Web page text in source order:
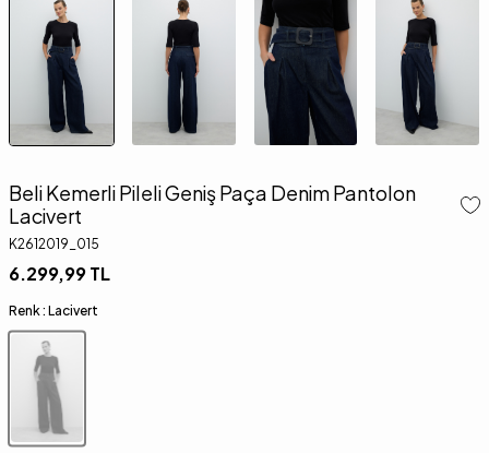
Beli Kemerli Pileli Geniş Paça Denim Pantolon
Lacivert
K2612019_015
6.299,99TL
Renk : Lacivert